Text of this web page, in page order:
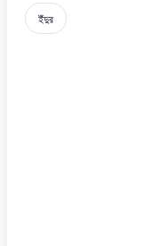
ইঁদুর